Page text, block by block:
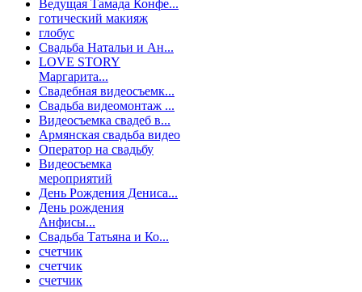
Ведущая Тамада Конфе...
готический макияж
глобус
Свадьба Натальи и Ан...
LOVE STORY
Маргарита...
Свадебная видеосъемк...
Свадьба видеомонтаж ...
Видеосъемка свадеб в...
Армянская свадьба видео
Оператор на свадьбу
Видеосъемка
мероприятий
День Рождения Дениса...
День рождения
Анфисы...
Свадьба Татьяна и Ко...
счетчик
счетчик
счетчик